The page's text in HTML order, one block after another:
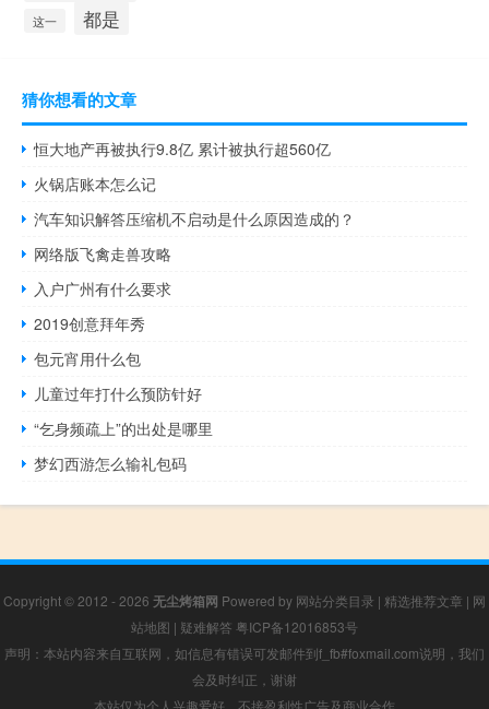
这一 都是
猜你想看的文章
恒大地产再被执行9.8亿 累计被执行超560亿
火锅店账本怎么记
汽车知识解答压缩机不启动是什么原因造成的？
网络版飞禽走兽攻略
入户广州有什么要求
2019创意拜年秀
包元宵用什么包
儿童过年打什么预防针好
“乞身频疏上”的出处是哪里
梦幻西游怎么输礼包码
Copyright © 2012 - 2026 无尘烤箱网 Powered by 网站分类目录 | 精选推荐文章 | 网
站地图 | 疑难解答 粤ICP备12016853号
声明：本站内容来自互联网，如信息有错误可发邮件到f_fb#foxmail.com说明，我们
会及时纠正，谢谢
本站仅为个人兴趣爱好，不接盈利性广告及商业合作